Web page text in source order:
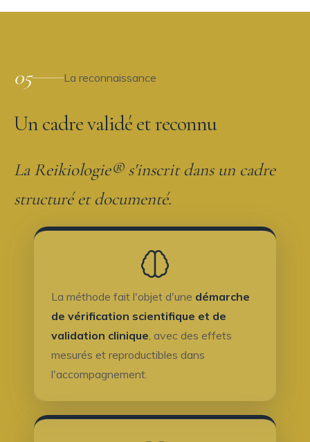
05 La reconnaissance
Un cadre validé et reconnu
La Reikiologie® s'inscrit dans un cadre
structuré et documenté.
La méthode fait l'objet d'une démarche
de vérification scientifique et de
validation clinique, avec des effets
mesurés et reproductibles dans
l'accompagnement.